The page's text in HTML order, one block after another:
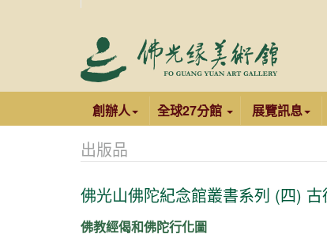
創辦人 全球27分館 展覽訊息
出版品
佛光山佛陀紀念館叢書系列 (四)
佛教經偈和佛陀行化圖